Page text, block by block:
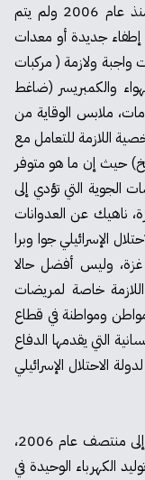
والسيارات ويعيش في حالة حصار إسرائيلية منذ عام 2006 ولم يتم
إطفاء جديدة أو معدات
واجبة ولازمة ( مركبات
والكمبريسر (ضاغط
ملابس الوقاية من
اللازمة للتعامل مع
حيث إن ما هو متوفر
الجوية التي تؤدي إلى
ناهيك عن العدوانات
الإسرائيلي جوا وبرا
وليس أفضل حالا
خاصة لمريضات
غزة ... مليونان و300 ألف مواطن ومواطنة في قطاع
التي يقدمها الدفاع
الاحتلال الإسرائيلي
تعود بداية أزمة الكهرباء الحالية في قطاع غزة إلى منتصف عام 2006،
الكهرباء الوحيدة في